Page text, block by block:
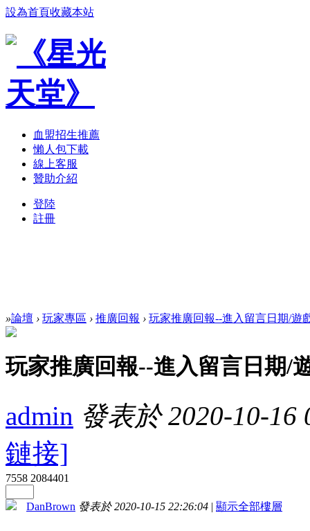
設為首頁收藏本站
血盟招生推薦
懶人包下載
線上客服
贊助介紹
登陸
註冊
»論壇 › 玩家專區 › 推廣回報 › 玩家推廣回報--進入留言日期/遊
玩家推廣回報--進入留言日期/
admin 發表於 2020-10-16
鏈接]
7558 2084401
DanBrown 發表於 2020-10-15 22:26:04 | 顯示全部樓層